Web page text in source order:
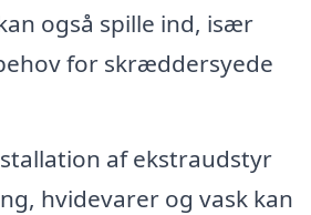
også spille ind, især
for skræddersyede
af ekstraudstyr
hvidevarer og vask kan